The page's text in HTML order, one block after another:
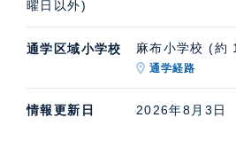
曜日以外)
通学区域小学校 麻布小学校 (約
通学経路
情報更新日 2026年8月3日